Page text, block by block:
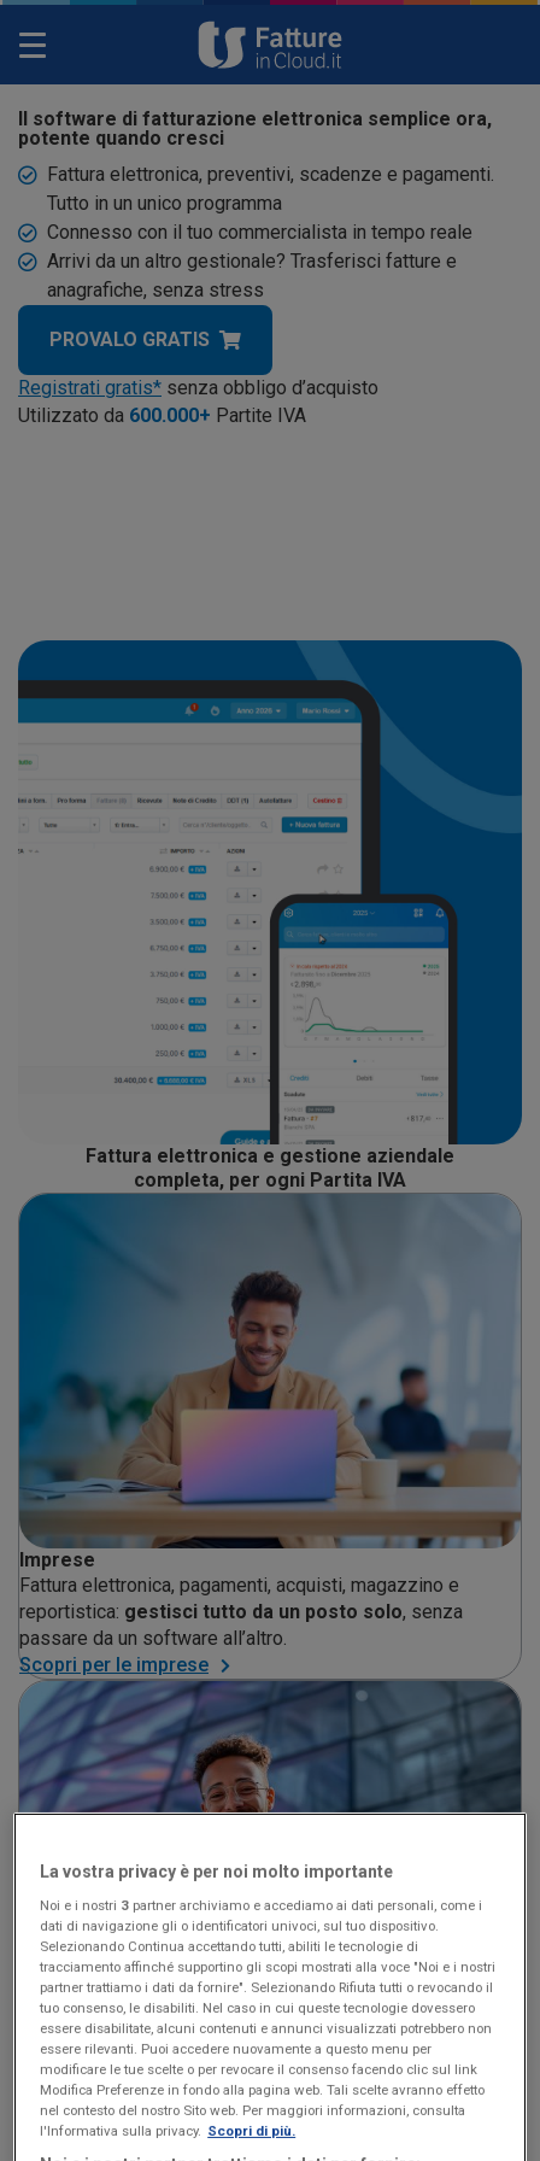
Toggle
Il software di fatturazione elettronica semplice ora,
potente quando cresci
Fattura elettronica, preventivi, scadenze e pagamenti.
Tutto in un unico programma
Connesso con il tuo commercialista in tempo reale
Arrivi da un altro gestionale? Trasferisci fatture e
anagrafiche, senza stress
PROVALO GRATIS
Registrati gratis* senza obbligo d’acquisto
Utilizzato da 600.000+ Partite IVA
Fattura elettronica e gestione aziendale
completa, per ogni Partita IVA
Imprese
Fattura elettronica, pagamenti, acquisti, magazzino e
reportistica: gestisci tutto da un posto solo, senza
passare da un software all’altro.
Scopri per le imprese
Forfettari
da 4€ al mese
Compili le fatture elettroniche in pochi secondi, tieni
La vostra privacy è per noi molto importante
Noi e i nostri 3 partner archiviamo e accediamo ai dati personali, come i
dati di navigazione gli o identificatori univoci, sul tuo dispositivo.
Selezionando Continua accettando tutti, abiliti le tecnologie di
tracciamento affinché supportino gli scopi mostrati alla voce "Noi e i nostri
partner trattiamo i dati da fornire". Selezionando Rifiuta tutti o revocando il
tuo consenso, le disabiliti. Nel caso in cui queste tecnologie dovessero
essere disabilitate, alcuni contenuti e annunci visualizzati potrebbero non
essere rilevanti. Puoi accedere nuovamente a questo menu per
modificare le tue scelte o per revocare il consenso facendo clic sul link
Modifica Preferenze in fondo alla pagina web. Tali scelte avranno effetto
nel contesto del nostro Sito web. Per maggiori informazioni, consulta
l'Informativa sulla privacy. Scopri di più.